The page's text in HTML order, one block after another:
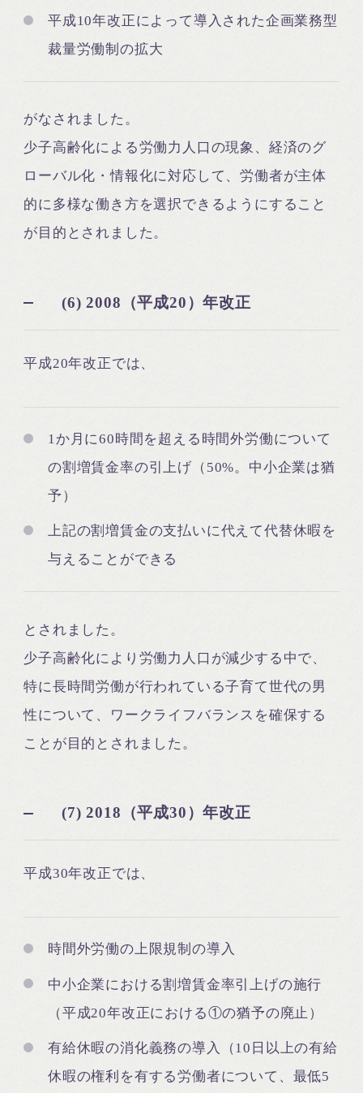
平成10年改正によって導入された企画業務型
裁量労働制の拡大
がなされました。
少子高齢化による労働力人口の現象、経済のグ
ローバル化・情報化に対応して、労働者が主体
的に多様な働き方を選択できるようにすること
が目的とされました。
(6) 2008（平成20）年改正
平成20年改正では、
1か月に60時間を超える時間外労働について
の割増賃金率の引上げ（50%。中小企業は猶
予）
上記の割増賃金の支払いに代えて代替休暇を
与えることができる
とされました。
少子高齢化により労働力人口が減少する中で、
特に長時間労働が行われている子育て世代の男
性について、ワークライフバランスを確保する
ことが目的とされました。
(7) 2018（平成30）年改正
平成30年改正では、
時間外労働の上限規制の導入
中小企業における割増賃金率引上げの施行
（平成20年改正における①の猶予の廃止）
有給休暇の消化義務の導入（10日以上の有給
休暇の権利を有する労働者について、最低5